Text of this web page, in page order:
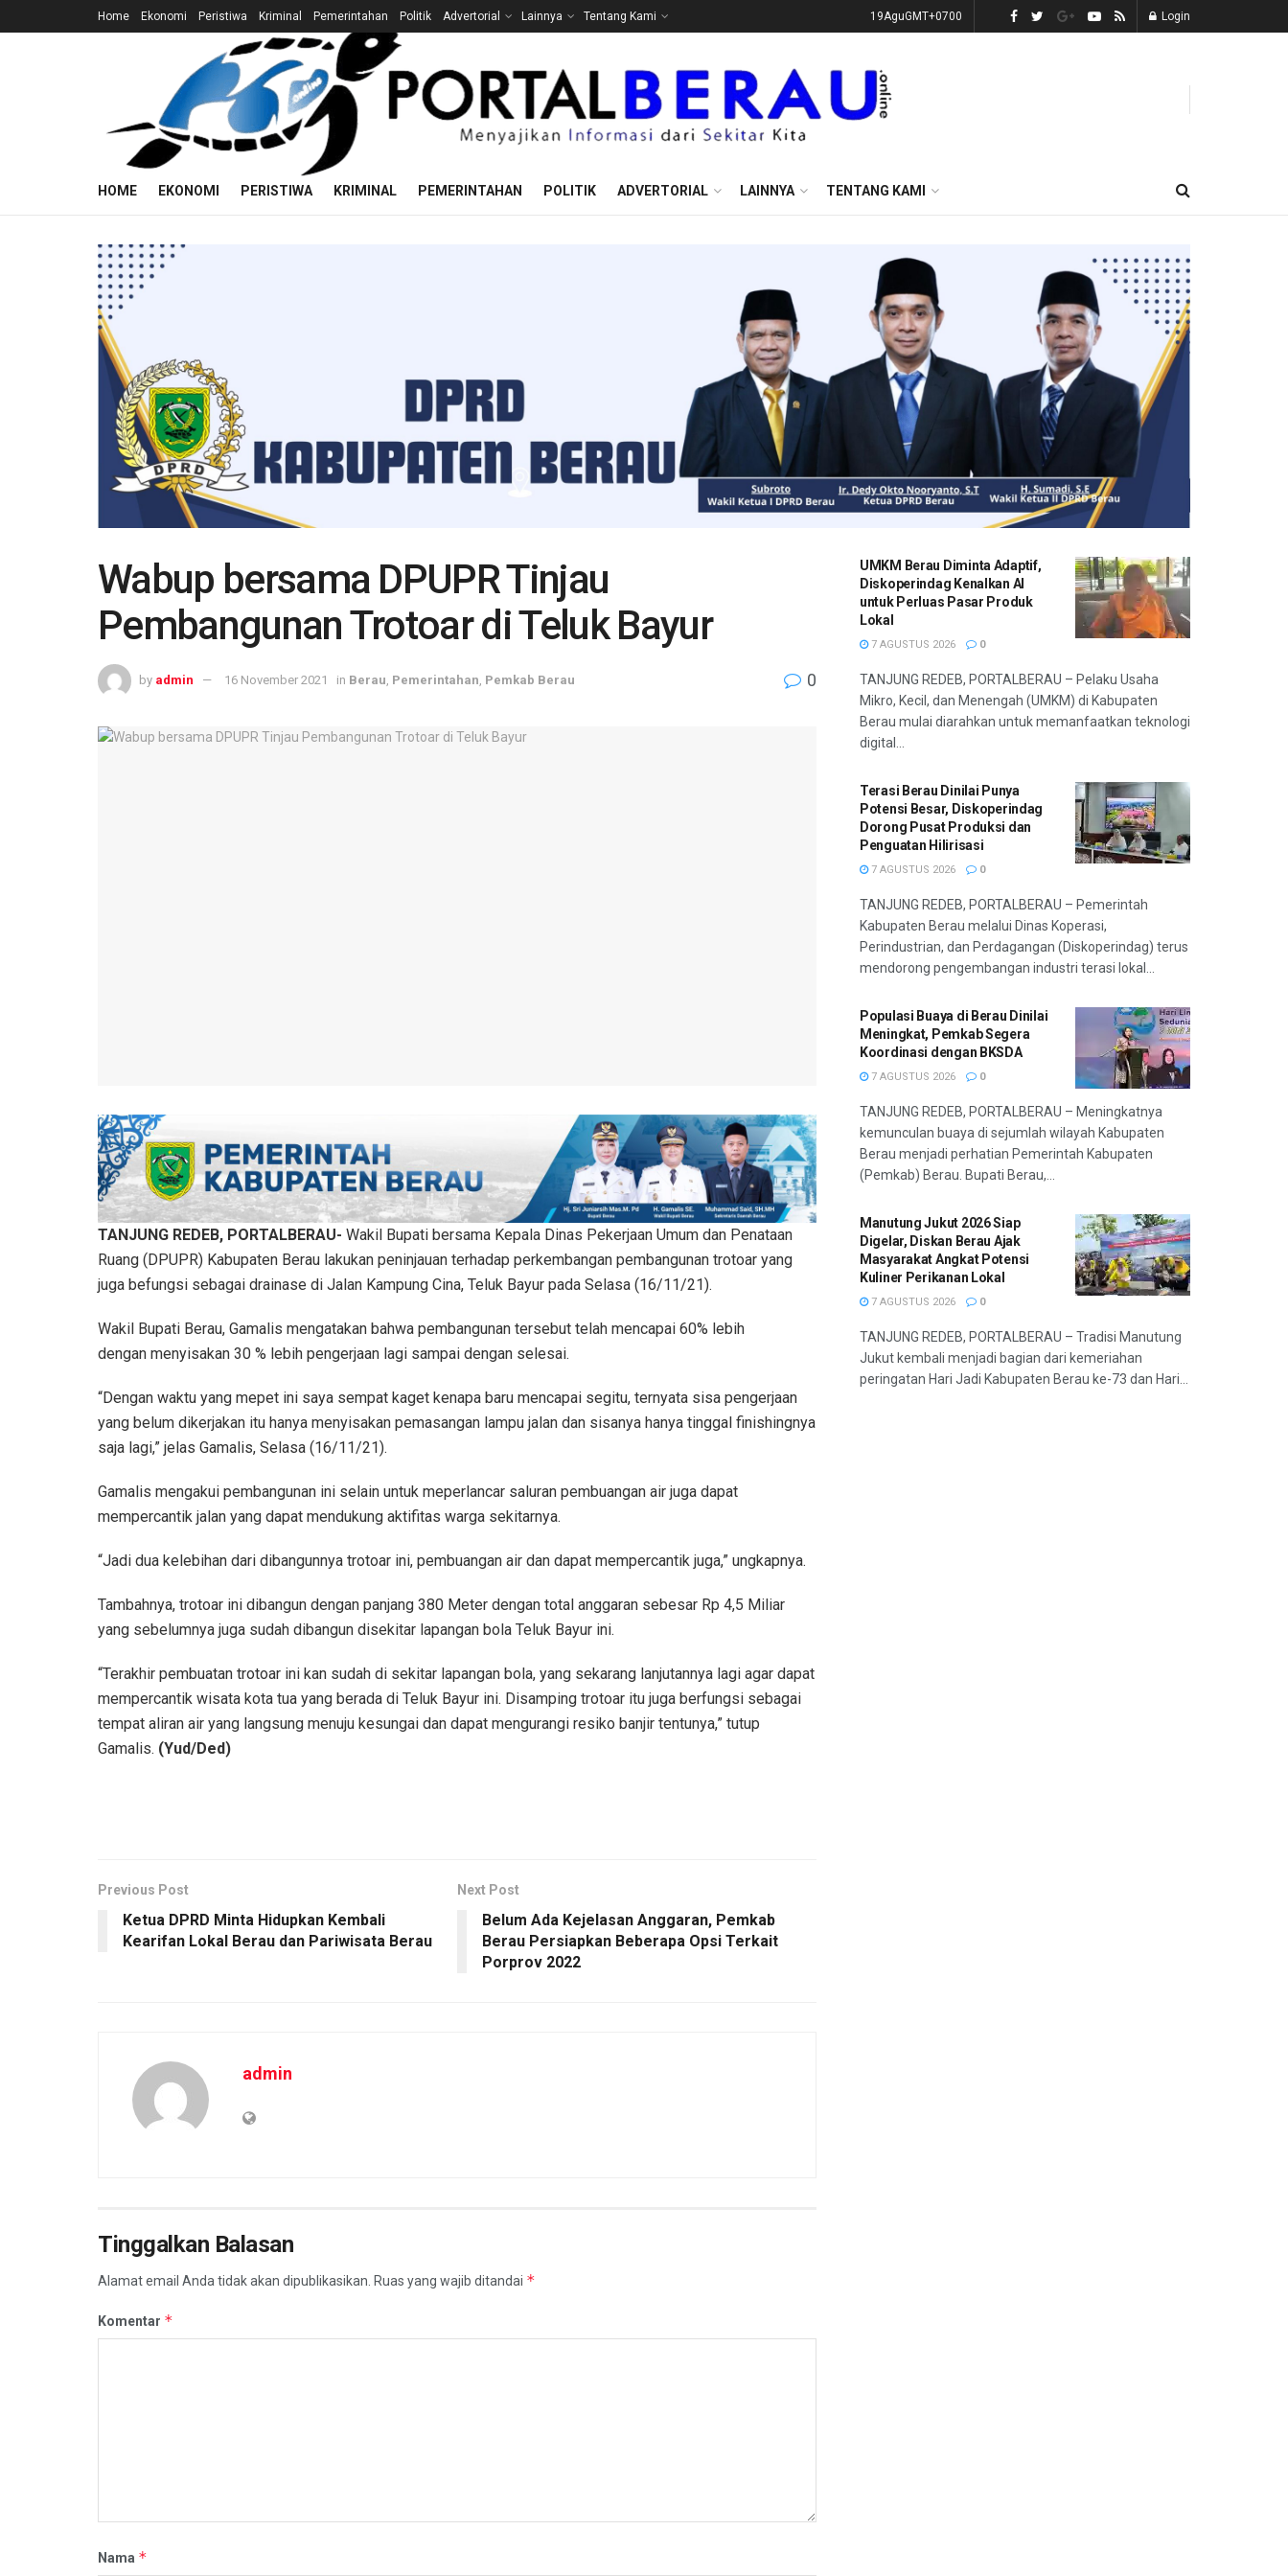
Home Ekonomi Peristiwa Kriminal Pemerintahan Politik Advertorial Lainnya Tentang Kami 19AguGMT+0700 Login
HOME EKONOMI PERISTIWA KRIMINAL PEMERINTAHAN POLITIK ADVERTORIAL LAINNYA TENTANG KAMI
Wabup bersama DPUPR Tinjau
Pembangunan Trotoar di Teluk Bayur
by admin 16 November 2021 in Berau, Pemerintahan, Pemkab Berau 0
TANJUNG REDEB, PORTALBERAU- Wakil Bupati bersama Kepala Dinas Pekerjaan Umum dan Penataan
Ruang (DPUPR) Kabupaten Berau lakukan peninjauan terhadap perkembangan pembangunan trotoar yang
juga befungsi sebagai drainase di Jalan Kampung Cina, Teluk Bayur pada Selasa (16/11/21).
Wakil Bupati Berau, Gamalis mengatakan bahwa pembangunan tersebut telah mencapai 60% lebih
dengan menyisakan 30 % lebih pengerjaan lagi sampai dengan selesai.
“Dengan waktu yang mepet ini saya sempat kaget kenapa baru mencapai segitu, ternyata sisa pengerjaan
yang belum dikerjakan itu hanya menyisakan pemasangan lampu jalan dan sisanya hanya tinggal finishingnya
saja lagi,” jelas Gamalis, Selasa (16/11/21).
Gamalis mengakui pembangunan ini selain untuk meperlancar saluran pembuangan air juga dapat
mempercantik jalan yang dapat mendukung aktifitas warga sekitarnya.
“Jadi dua kelebihan dari dibangunnya trotoar ini, pembuangan air dan dapat mempercantik juga,” ungkapnya.
Tambahnya, trotoar ini dibangun dengan panjang 380 Meter dengan total anggaran sebesar Rp 4,5 Miliar
yang sebelumnya juga sudah dibangun disekitar lapangan bola Teluk Bayur ini.
“Terakhir pembuatan trotoar ini kan sudah di sekitar lapangan bola, yang sekarang lanjutannya lagi agar dapat
mempercantik wisata kota tua yang berada di Teluk Bayur ini. Disamping trotoar itu juga berfungsi sebagai
tempat aliran air yang langsung menuju kesungai dan dapat mengurangi resiko banjir tentunya,” tutup
Gamalis. (Yud/Ded)
Previous Post
Ketua DPRD Minta Hidupkan Kembali
Kearifan Lokal Berau dan Pariwisata Berau
Next Post
Belum Ada Kejelasan Anggaran, Pemkab
Berau Persiapkan Beberapa Opsi Terkait
Porprov 2022
admin
Tinggalkan Balasan
Alamat email Anda tidak akan dipublikasikan. Ruas yang wajib ditandai *
Komentar *
Nama *
UMKM Berau Diminta Adaptif,
Diskoperindag Kenalkan AI
untuk Perluas Pasar Produk
Lokal
7 AGUSTUS 2026 0
TANJUNG REDEB, PORTALBERAU – Pelaku Usaha
Mikro, Kecil, dan Menengah (UMKM) di Kabupaten
Berau mulai diarahkan untuk memanfaatkan teknologi
digital...
Terasi Berau Dinilai Punya
Potensi Besar, Diskoperindag
Dorong Pusat Produksi dan
Penguatan Hilirisasi
7 AGUSTUS 2026 0
TANJUNG REDEB, PORTALBERAU – Pemerintah
Kabupaten Berau melalui Dinas Koperasi,
Perindustrian, dan Perdagangan (Diskoperindag) terus
mendorong pengembangan industri terasi lokal...
Populasi Buaya di Berau Dinilai
Meningkat, Pemkab Segera
Koordinasi dengan BKSDA
7 AGUSTUS 2026 0
TANJUNG REDEB, PORTALBERAU – Meningkatnya
kemunculan buaya di sejumlah wilayah Kabupaten
Berau menjadi perhatian Pemerintah Kabupaten
(Pemkab) Berau. Bupati Berau,...
Manutung Jukut 2026 Siap
Digelar, Diskan Berau Ajak
Masyarakat Angkat Potensi
Kuliner Perikanan Lokal
7 AGUSTUS 2026 0
TANJUNG REDEB, PORTALBERAU – Tradisi Manutung
Jukut kembali menjadi bagian dari kemeriahan
peringatan Hari Jadi Kabupaten Berau ke-73 dan Hari...